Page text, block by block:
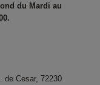
du Mardi au
de Cesar, 72230